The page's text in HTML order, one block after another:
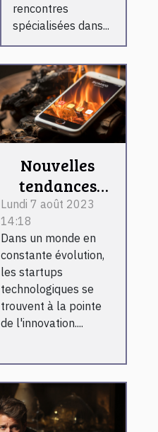
rencontres
spécialisées dans...
Nouvelles
tendances
dans les
startups
technologiques
Lundi 7 août 2023
14:18
Dans un monde en
constante évolution,
les startups
technologiques se
trouvent à la pointe
de l'innovation....